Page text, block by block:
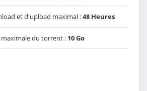
et d'upload maximal :48 Heures
maximale du torrent : 10 Go